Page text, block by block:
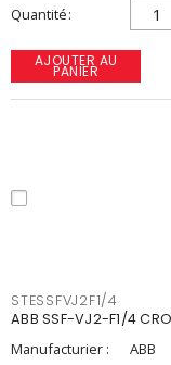
Quantité
AJOUTER AU
PANIER
STESSFVJ2F1/4
ABB SSF-VJ2-F1/4
Manufacturier :
ABB